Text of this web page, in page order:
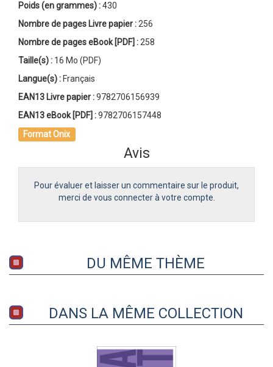
Poids (en grammes) :430
Nombre de pages Livre papier :256
Nombre de pageseBook [PDF] :258
Taille(s) : 16 Mo (PDF)
Langue(s) : Français
EAN13 Livre papier :9782706156939
EAN13 eBook [PDF] :9782706157448
Format Onix
Avis
Pour évaluer et laisser un commentaire sur le produit,
merci de vous connecter à votre compte.
DU MÊME THÈME
DANS LA MÊME COLLECTION